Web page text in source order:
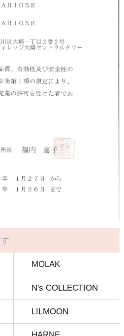
MOLAK
N's COLLECTION
LILMOON